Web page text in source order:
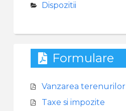
Dispozitii
Formulare
Vanzarea terenurilor
Taxe si impozite